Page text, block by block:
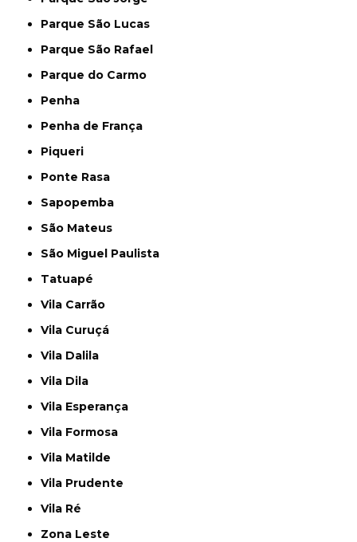
Parque São Lucas
Parque São Rafael
Parque do Carmo
Penha
Penha de França
Piqueri
Ponte Rasa
Sapopemba
São Mateus
São Miguel Paulista
Tatuapé
Vila Carrão
Vila Curuçá
Vila Dalila
Vila Dila
Vila Esperança
Vila Formosa
Vila Matilde
Vila Prudente
Vila Ré
Zona Leste